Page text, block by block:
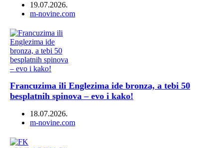
19.07.2026.
Author
m-novine.com
Francuzima ili Englezima ide bronza, a tebi 50
besplatnih spinova – evo i kako!
18.07.2026.
Author
m-novine.com